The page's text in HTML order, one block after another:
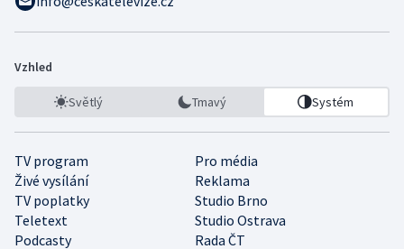
Vzhled
Světlý Tmavý Systém
TV program
Pro média
Živé vysílání
Reklama
TV poplatky
Studio Brno
Teletext
Studio Ostrava
Podcasty
Rada ČT